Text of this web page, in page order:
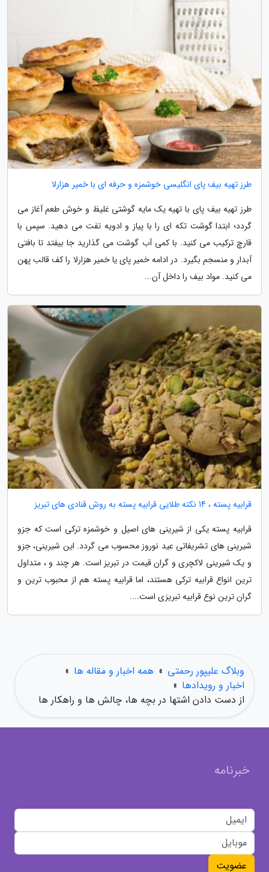
طرز تهیه بیف پای انگلیسی خوشمزه و حرفه ای با خمیر هزارلا
طرز تهیه بیف پای با تهیه یک مایه گوشتی غلیظ و خوش طعم آغاز می
گردد؛ ابتدا گوشت تکه ای را با پیاز و ادویه تفت می دهید. سپس با
قارچ ترکیب می کنید. با کمی آب گوشت می گذارید جا بیفتد تا بافتی
آبدار و منسجم بگیرد. در ادامه خمیر پای یا خمیر هزارلا را کف قالب پهن
می کنید. مواد بیف را داخل آن...
قرابیه پسته ، 14 نکته طلایی قرابیه پسته به روش قنادی های تبریز
قرابیه پسته یکی از شیرینی های اصیل و خوشمزه ترکی است که جزو
شیرینی های تشریفاتی عید نوروز محسوب می گردد. این شیرینی، جزو
و یک شیرینی لاکچری و گران قیمت در تبریز است. هر چند و ، متداول
ترین انواع قرابیه ترکی هستند، اما قرابیه پسته هم از محبوب ترین و
گران ترین نوع قرابیه تبریزی است....
وبلاگ علیپور رحمتی » همه اخبار و مقاله ها »
اخبار و رویدادها »
از دست دادن اشتها در بچه ها، چالش ها و راهکار ها
خبرنامه
عضویت